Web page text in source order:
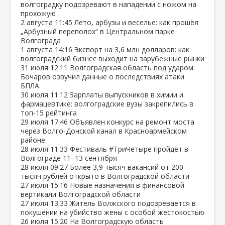
волгоградку подозревают в нападении с ножом на
прохожую
2 августа 11:45 Лето, арбузы и веселье: как прошёл
„Арбузный переполох“ в Центральном парке
Волгограда
1 августа 14:16 Экспорт на 3,6 млн долларов: как
волгоградский бизнес выходит на зарубежные рынки
31 июля 12:11 Волгоградская область под ударом:
Бочаров озвучил данные о последствиях атаки
БПЛА
30 июля 11:12 Зарплаты выпускников в химии и
фармацевтике: волгоградские вузы закрепились в
топ‑15 рейтинга
29 июля 17:46 Объявлен конкурс на ремонт моста
через Волго‑Донской канал в Красноармейском
районе
28 июля 11:33 Фестиваль #ТриЧетыре пройдёт в
Волгограде 11–13 сентября
28 июля 09:27 Более 3,9 тысяч вакансий от 200
тысяч рублей открыто в Волгоградской области
27 июля 15:16 Новые назначения в финансовой
вертикали Волгоградской области
27 июля 13:33 Житель Волжского подозревается в
покушении на убийство жены с особой жестокостью
26 июля 15:20 На Волгоградскую область